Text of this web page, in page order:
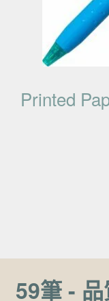
Printed
59筆 -